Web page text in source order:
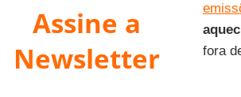
Assine a
Newsletter
fora